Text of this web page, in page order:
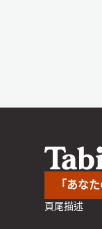
「あな
頁尾描述